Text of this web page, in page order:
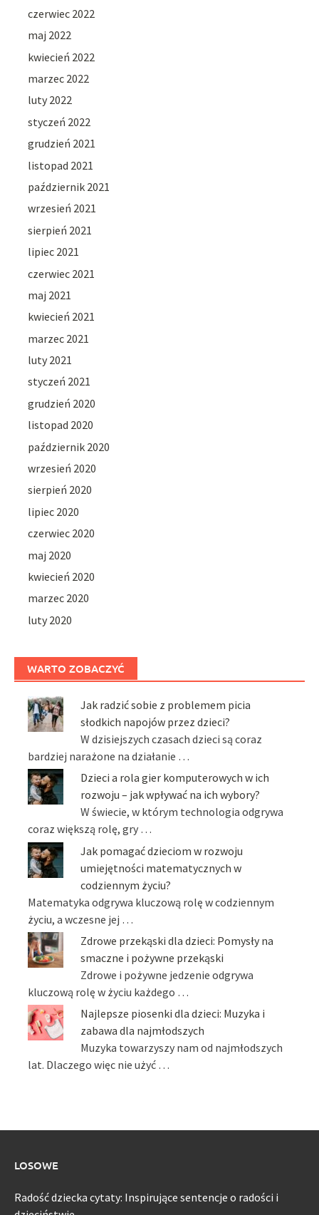
czerwiec 2022
maj 2022
kwiecień 2022
marzec 2022
luty 2022
styczeń 2022
grudzień 2021
listopad 2021
październik 2021
wrzesień 2021
sierpień 2021
lipiec 2021
czerwiec 2021
maj 2021
kwiecień 2021
marzec 2021
luty 2021
styczeń 2021
grudzień 2020
listopad 2020
październik 2020
wrzesień 2020
sierpień 2020
lipiec 2020
czerwiec 2020
maj 2020
kwiecień 2020
marzec 2020
luty 2020
WARTO ZOBACZYĆ
Jak radzić sobie z problemem picia
słodkich napojów przez dzieci?
W dzisiejszych czasach dzieci są coraz
bardziej narażone na działanie …
Dzieci a rola gier komputerowych w ich
rozwoju – jak wpływać na ich wybory?
W świecie, w którym technologia odgrywa
coraz większą rolę, gry …
Jak pomagać dzieciom w rozwoju
umiejętności matematycznych w
codziennym życiu?
Matematyka odgrywa kluczową rolę w codziennym
życiu, a wczesne jej …
Zdrowe przekąski dla dzieci: Pomysły na
smaczne i pożywne przekąski
Zdrowe i pożywne jedzenie odgrywa
kluczową rolę w życiu każdego …
Najlepsze piosenki dla dzieci: Muzyka i
zabawa dla najmłodszych
Muzyka towarzyszy nam od najmłodszych
lat. Dlaczego więc nie użyć …
LOSOWE
Radość dziecka cytaty: Inspirujące sentencje o radości i